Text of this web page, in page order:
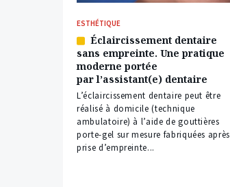
ESTHÉTIQUE
Article
réservé
à
nos
abonnés
Éclaircissement dentaire
sans empreinte. Une pratique
moderne portée
par l’assistant(e) dentaire
L’éclaircissement dentaire peut être
réalisé à domicile (technique
ambulatoire) à l’aide de gouttières
porte-gel sur mesure fabriquées après
prise d’empreinte...